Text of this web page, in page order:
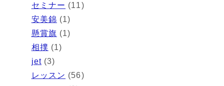
セミナー (11)
安美錦 (1)
懸賞旗 (1)
相撲 (1)
jet(3)
レッスン (56)